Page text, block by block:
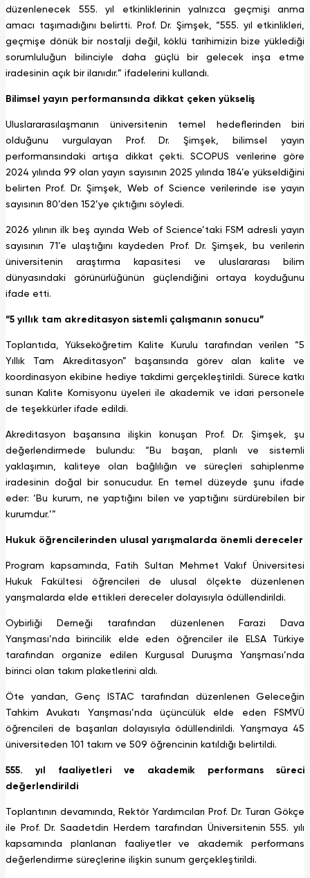
düzenlenecek 555. yıl etkinliklerinin yalnızca geçmişi anma
amacı taşımadığını belirtti. Prof. Dr. Şimşek, “555. yıl etkinlikleri,
geçmişe dönük bir nostalji değil, köklü tarihimizin bize yüklediği
sorumluluğun bilinciyle daha güçlü bir gelecek inşa etme
iradesinin açık bir ilanıdır.” ifadelerini kullandı.
Bilimsel yayın performansında dikkat çeken yükseliş
Uluslararasılaşmanın üniversitenin temel hedeflerinden biri
olduğunu vurgulayan Prof. Dr. Şimşek, bilimsel yayın
performansındaki artışa dikkat çekti. SCOPUS verilerine göre
2024 yılında 99 olan yayın sayısının 2025 yılında 184’e yükseldiğini
belirten Prof. Dr. Şimşek, Web of Science verilerinde ise yayın
sayısının 80’den 152’ye çıktığını söyledi.
2026 yılının ilk beş ayında Web of Science’taki FSM adresli yayın
sayısının 71’e ulaştığını kaydeden Prof. Dr. Şimşek, bu verilerin
üniversitenin araştırma kapasitesi ve uluslararası bilim
dünyasındaki görünürlüğünün güçlendiğini ortaya koyduğunu
ifade etti.
“5 yıllık tam akreditasyon sistemli çalışmanın sonucu”
Toplantıda, Yükseköğretim Kalite Kurulu tarafından verilen “5
Yıllık Tam Akreditasyon” başarısında görev alan kalite ve
koordinasyon ekibine hediye takdimi gerçekleştirildi. Sürece katkı
sunan Kalite Komisyonu üyeleri ile akademik ve idari personele
de teşekkürler ifade edildi.
Akreditasyon başarısına ilişkin konuşan Prof. Dr. Şimşek, şu
değerlendirmede bulundu: “Bu başarı, planlı ve sistemli
yaklaşımın, kaliteye olan bağlılığın ve süreçleri sahiplenme
iradesinin doğal bir sonucudur. En temel düzeyde şunu ifade
eder: ‘Bu kurum, ne yaptığını bilen ve yaptığını sürdürebilen bir
kurumdur.’”
Hukuk öğrencilerinden ulusal yarışmalarda önemli dereceler
Program kapsamında, Fatih Sultan Mehmet Vakıf Üniversitesi
Hukuk Fakültesi öğrencileri de ulusal ölçekte düzenlenen
yarışmalarda elde ettikleri dereceler dolayısıyla ödüllendirildi.
Oybirliği Derneği tarafından düzenlenen Farazi Dava
Yarışması’nda birincilik elde eden öğrenciler ile ELSA Türkiye
tarafından organize edilen Kurgusal Duruşma Yarışması’nda
birinci olan takım plaketlerini aldı.
Öte yandan, Genç ISTAC tarafından düzenlenen Geleceğin
Tahkim Avukatı Yarışması’nda üçüncülük elde eden FSMVÜ
öğrencileri de başarıları dolayısıyla ödüllendirildi. Yarışmaya 45
üniversiteden 101 takım ve 509 öğrencinin katıldığı belirtildi.
555. yıl faaliyetleri ve akademik performans süreci
değerlendirildi
Toplantının devamında, Rektör Yardımcıları Prof. Dr. Turan Gökçe
ile Prof. Dr. Saadetdin Herdem tarafından Üniversitenin 555. yılı
kapsamında planlanan faaliyetler ve akademik performans
değerlendirme süreçlerine ilişkin sunum gerçekleştirildi.